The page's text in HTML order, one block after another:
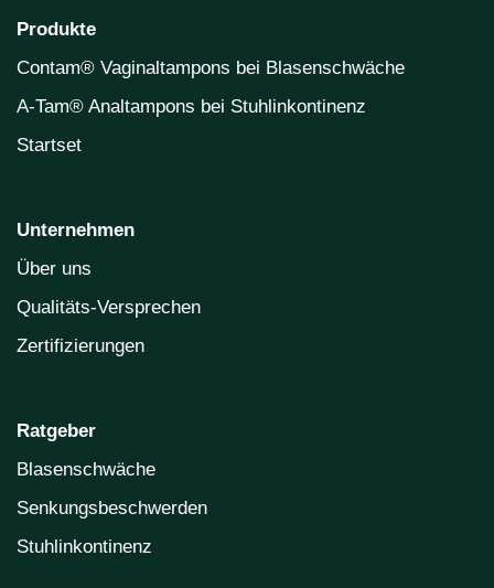
Produkte
Contam® Vaginaltampons bei Blasenschwäche
A-Tam® Analtampons bei Stuhlinkontinenz
Startset
Unternehmen
Über uns
Qualitäts-Versprechen
Zertifizierungen
Ratgeber
Blasenschwäche
Senkungsbeschwerden
Stuhlinkontinenz